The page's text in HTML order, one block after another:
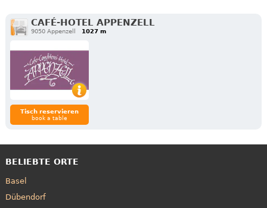
CAFÉ-HOTEL APPENZELL
9050 Appenzell 1027 m
Tisch reservieren
book a table
BELIEBTE ORTE
Basel
Dübendorf